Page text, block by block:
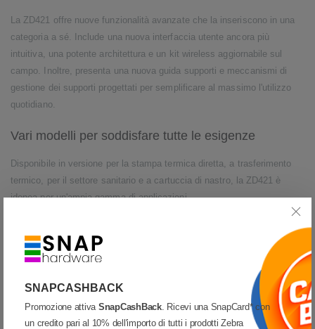
SNAPCASHBACK
Promozione attiva SnapCashBack. Ricevi una SnapCard* con
un credito pari al 10% dell'importo di tutti i prodotti Zebra
La ZD421 offre nuove funzionalità avanzate che la inseriscono in una
categoria a sé. Include una nuova interfaccia utente ancora più
intuitiva, una potente architettura e un kit wireless aggiornabile sul
campo. Inoltre, presenta una nuova guida supporti e meccanismi di
gestione dei supporti progettati per semplificare al massimo l'utilizzo
quotidiano.
Vari modelli per soddisfare tutte le esigenze
Disponibile in versione per la stampa termica diretta, a trasferimento
termico, per il settore sanitario e a cartuccia di nastro, la ZD421 è
idonea per un'ampia gamma di applicazioni.
Evoluzione delle stampanti serie GK di Zebra, la ZD421 offre le stesse
caratteristiche e funzionalità del suo predecessore... e molto di più. La
ZD421 di ultima generazione raccoglie il testimone di questi prodotti di
successo e vanta caratteristiche ancora più avanzate per questa
nuova epoca di intelligenza integrata e flessibilità orientata al futuro.